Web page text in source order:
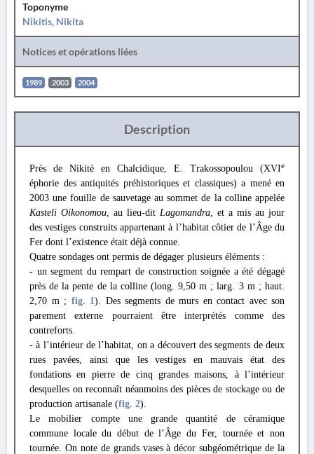
Toponyme
Nikitis, Nikita
Notices et opérations liées
1989 2003 2004
Description
Près de Nikitè en Chalcidique, E. Trakossopoulou (XVIe
éphorie des antiquités préhistoriques et classiques) a mené en
2003 une fouille de sauvetage au sommet de la colline appelée
Kasteli Oikonomou, au lieu-dit Lagomandra, et a mis au jour
des vestiges construits appartenant à l’habitat côtier de l’Âge du
Fer dont l’existence était déjà connue.
Quatre sondages ont permis de dégager plusieurs éléments :
- un segment du rempart de construction soignée a été dégagé
près de la pente de la colline (long. 9,50 m ; larg. 3 m ; haut.
2,70 m ; fig. 1). Des segments de murs en contact avec son
parement externe pourraient être interprétés comme des
contreforts.
- à l’intérieur de l’habitat, on a découvert des segments de deux
rues pavées, ainsi que les vestiges en mauvais état des
fondations en pierre de cinq grandes maisons, à l’intérieur
desquelles on reconnaît néanmoins des pièces de stockage ou de
production artisanale (fig. 2).
Le mobilier compte une grande quantité de céramique
commune locale du début de l’Âge du Fer, tournée et non
tournée. On note de grands vases à décor subgéométrique de la